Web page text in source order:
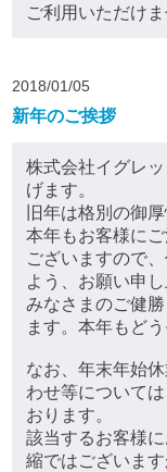
ご利用いただけま
2018/01/05
新年のご挨拶
株式会社イグレ
げます。
旧年は格別の御
本年もお客様に
ございますので
よう、お願い申し
みなさまのご健
ます。本年もど
なお、年末年始
わせ等について
おります。
該当するお客様
縮ではございま